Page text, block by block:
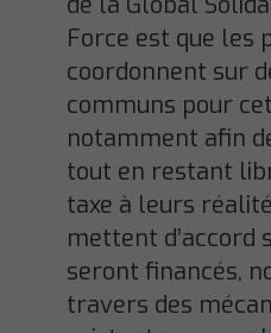
Force est que les
coordonnent sur
communs pour
notamment afin
tout en restant
taxe à leurs
mettent d’accord
seront financés,
travers des